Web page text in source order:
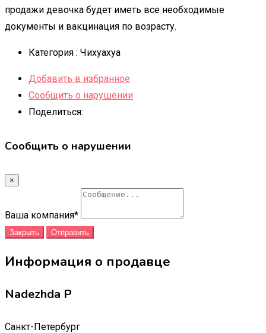
продажи девочка будет иметь все необходимые
документы и вакцинация по возрасту.
Категория : Чихуахуа
Добавить в избранное
Сообщить о нарушении
Поделиться:
Сообщить о нарушении
×
Ваша компания*
Закрыть Отправить
Информация о продавце
Nadezhda P
Санкт-Петербург